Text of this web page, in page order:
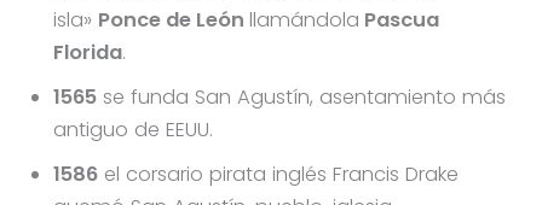
isla» Ponce de León llamándola Pascua
Florida.
1565se funda San Agustín, asentamiento más
antiguo de EEUU.
1586el corsario pirata inglés Francis Drake